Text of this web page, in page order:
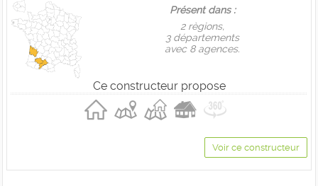
Présent dans :
2 règions,
3 départements
avec 8 agences.
Ce constructeur propose
Voir ce constructeur